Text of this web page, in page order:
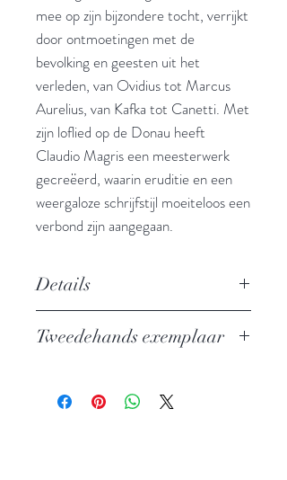
mee op zijn bijzondere tocht, verrijkt
door ontmoetingen met de
bevolking en geesten uit het
verleden, van Ovidius tot Marcus
Aurelius, van Kafka tot Canetti. Met
zijn loflied op de Donau heeft
Claudio Magris een meesterwerk
gecreëerd, waarin eruditie en een
weergaloze schrijfstijl moeiteloos een
verbond zijn aangegaan.
Details
Auteur: Claudio Magris
Taal: Nederlands
Tweedehands exemplaar